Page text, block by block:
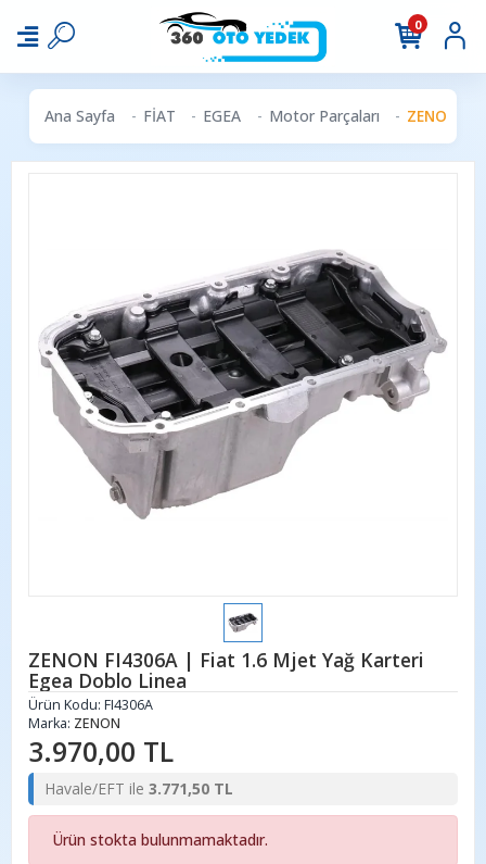
0
Ana Sayfa FİAT EGEA Motor Parçaları ZENON
ZENON FI4306A | Fiat 1.6 Mjet Yağ Karteri
Egea Doblo Linea
Ürün Kodu: FI4306A
Marka: ZENON
3.970,00 TL
Havale/EFT ile 3.771,50 TL
Ürün stokta bulunmamaktadır.